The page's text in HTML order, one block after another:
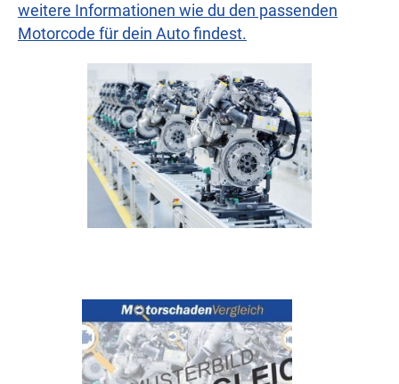
weitere Informationen wie du den passenden
Motorcode für dein Auto findest.